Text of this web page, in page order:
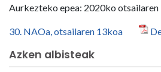
Aurkezteko epea: 2020ko otsailaren
30. NAOa, otsailaren 13koa
Azken albisteak